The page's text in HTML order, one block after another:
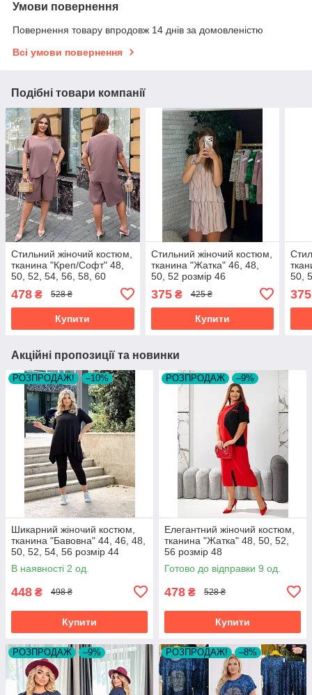
Умови повернення
Повернення товару впродовж 14 днів за домовленістю
Всі умови повернення
Подібні товари компанії
Стильний жіночий костюм,
тканина "Креп/Софт" 48,
50, 52, 54, 56, 58, 60
478 ₴ 528 ₴
Купити
Стильний жіночий костюм,
тканина "Жатка" 46, 48,
50, 52 розмір 46
375₴ 425 ₴
Купити
50,
375
Акційні пропозиції та новинки
РОЗПРОДАЖ! –10%
Шикарний жіночий костюм,
тканина "Бавовна" 44, 46, 48,
50, 52, 54, 56 розмір 44
В наявності 2 од.
448 ₴ 498 ₴
Купити
РОЗПРОДАЖ –9%
Елегантний жіночий костюм,
тканина "Жатка" 48, 50, 52,
56 розмір 48
Готово до відправки 9 од.
478 ₴ 528 ₴
Купити
РОЗПРОДАЖ –9% РОЗПРОДАЖ! –8%